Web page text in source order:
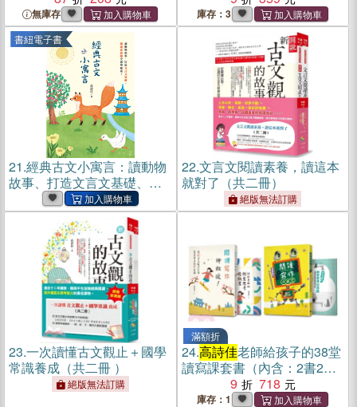
無庫存
詩佳老師作品）
庫存：3
書紐電子書
21.經典古文小寓言：讀動物
故事、打造文言文基礎、閱
讀素養題全部學起來！(電子
書)
22.文言文閱讀素養，讀這本
就對了（共二冊）
絕版無法訂購
23.一次讀懂古文觀止＋國學
常識養成（共二冊 ）
絕版無法訂購
滿額折
24.高詩佳老師給孩子的38堂
讀寫課套書（內含：2書2手
9 718
庫存：1